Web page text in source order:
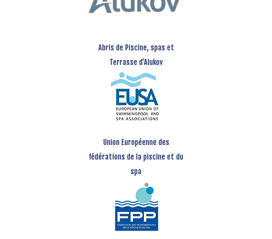
Abris de Piscine, spas et
Terrasse d’Alukov
Union Européenne des
fédérations de la piscine et du
spa